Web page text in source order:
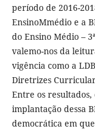
período de 2016-
EnsinoMmédio e a
do Ensino Médio –
valemo-nos da
vigência como a
Diretrizes
Entre os
implantação dessa
democrática em